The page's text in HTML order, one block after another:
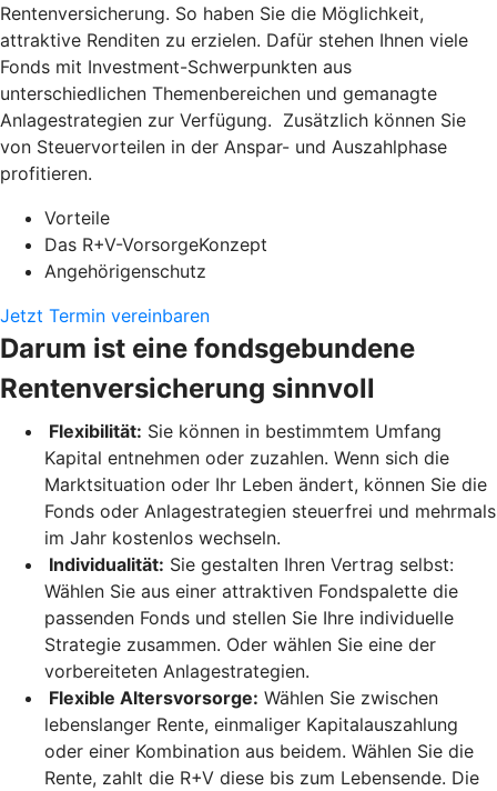
Rentenversicherung. So haben Sie die Möglichkeit,
attraktive Renditen zu erzielen. Dafür stehen Ihnen viele
Fonds mit Investment-Schwerpunkten aus
unterschiedlichen Themenbereichen und gemanagte
Anlagestrategien zur Verfügung. Zusätzlich können Sie
von Steuervorteilen in der Anspar- und Auszahlphase
profitieren.
Vorteile
Das R+V-VorsorgeKonzept
Angehörigenschutz
Jetzt Termin vereinbaren
Darum ist eine fondsgebundene
Rentenversicherung sinnvoll
Flexibilität: Sie können in bestimmtem Umfang
Kapital entnehmen oder zuzahlen. Wenn sich die
Marktsituation oder Ihr Leben ändert, können Sie die
Fonds oder Anlagestrategien steuerfrei und mehrmals
im Jahr kostenlos wechseln.
Individualität: Sie gestalten Ihren Vertrag selbst:
Wählen Sie aus einer attraktiven Fondspalette die
passenden Fonds und stellen Sie Ihre individuelle
Strategie zusammen. Oder wählen Sie eine der
vorbereiteten Anlagestrategien.
Flexible Altersvorsorge: Wählen Sie zwischen
lebenslanger Rente, einmaliger Kapitalauszahlung
oder einer Kombination aus beidem. Wählen Sie die
Rente, zahlt die R+V diese bis zum Lebensende. Die